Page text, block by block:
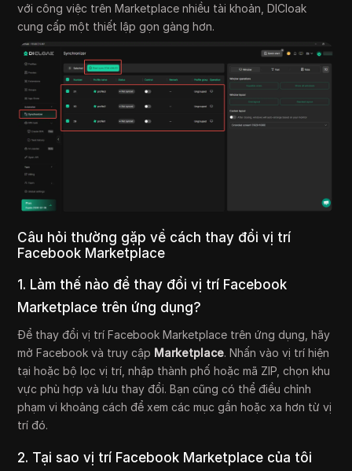
với công việc trên Marketplace nhiều tài khoản, DICloak
cung cấp một thiết lập gọn gàng hơn.
Câu hỏi thường gặp về cách thay đổi vị trí
Facebook Marketplace
1. Làm thế nào để thay đổi vị trí Facebook
Marketplace trên ứng dụng?
Để thay đổi vị trí Facebook Marketplace trên ứng dụng, hãy
mở Facebook và truy cập Marketplace. Nhấn vào vị trí hiện
tại hoặc bộ lọc vị trí, nhập thành phố hoặc mã ZIP, chọn khu
vực phù hợp và lưu thay đổi. Bạn cũng có thể điều chỉnh
phạm vi khoảng cách để xem các mục gần hoặc xa hơn từ vị
trí đó.
2. Tại sao vị trí Facebook Marketplace của tôi